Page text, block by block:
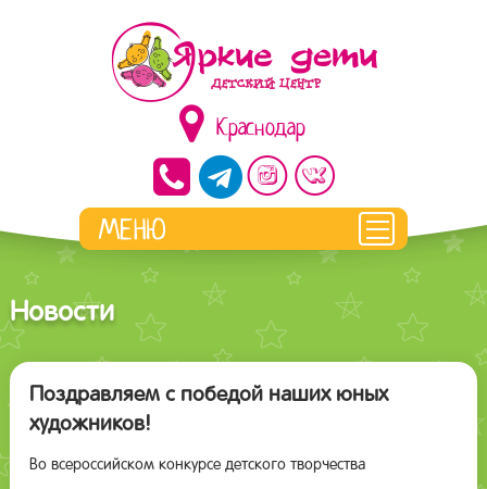
Краснодар
Новости
Поздравляем с победой наших юных
художников!
Во всероссийском конкурсе детского творчества